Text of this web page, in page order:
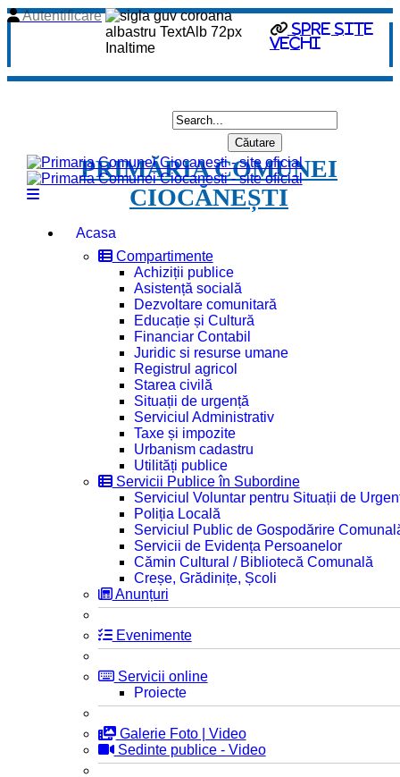
Spre site
vechi
Autentificare
PRIMĂRIA COMUNEI
CIOCĂNEȘTI
Acasa
Compartimente
Achiziții publice
Asistență socială
Dezvoltare comunitară
Educație și Cultură
Financiar Contabil
Juridic si resurse umane
Registrul agricol
Starea civilă
Situații de urgență
Serviciul Administrativ
Taxe și impozite
Urbanism cadastru
Utilități publice
Servicii Publice în Subordine
Serviciul Voluntar pentru Situații de
Poliția Locală
Serviciul Public de Gospodărire
Servicii de Evidența Persoanelor
Cămin Cultural / Bibliotecă Comunală
Creșe, Grădinițe, Școli
Anunțuri
Evenimente
Servicii online
Proiecte
Galerie Foto | Video
Sedinte publice - Video